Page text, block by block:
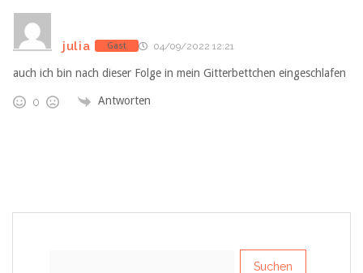
julia Gast 04/09/2022 12:21
auch ich bin nach dieser Folge in mein Gitterbettchen eingeschlafen
0 Antworten